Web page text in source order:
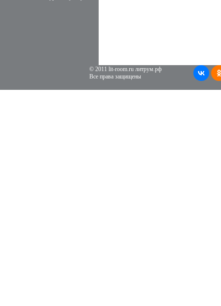
© 2011 lit-room.ru литрум.рф
Все права защищены